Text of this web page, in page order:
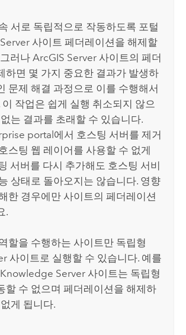
서로 독립적으로 작동하도록 포털
사이트 페더레이션을 해제할
러나ArcGIS Server 사이트의 페더
하면 몇 가지 중요한 결과가 발생하
문제 해결 과정으로 이를 수행해서
이 작업은 쉽게 실행 취소되지 않으
는 결과를 초래할 수 있습니다.
portal에서 호스팅 서버를 제거
스팅 웹 레이어를 사용할 수 없게
서버를 다시 추가해도 호스팅 서비
상태로 돌아오지는 않습니다. 영향
한 경우에만 사이트의 페더레이션
.
할을 수행하는 사이트만 독립형
사이트로 실행할 수 있습니다. 예를
Server 사이트는 독립형
할 수 없으며 페더레이션을 해제하
게 됩니다.